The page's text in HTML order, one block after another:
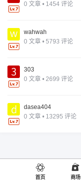
0 文章 • 1454 评论
wahwah
0 文章 • 5793 评论
303
0 文章 • 2699 评论
dasea404
0 文章 • 13295 评论
首页 商场